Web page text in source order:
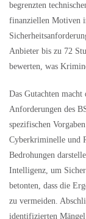
begrenzten
finanziellen Motiven
Anbieter bis zu 72
bewerten, was
Das Gutachten macht
Anforderungen des
spezifischen
Cyberkriminelle und
Bedrohungen
Intelligenz, um
betonten, dass die
zu vermeiden.
identifizierten Mängel